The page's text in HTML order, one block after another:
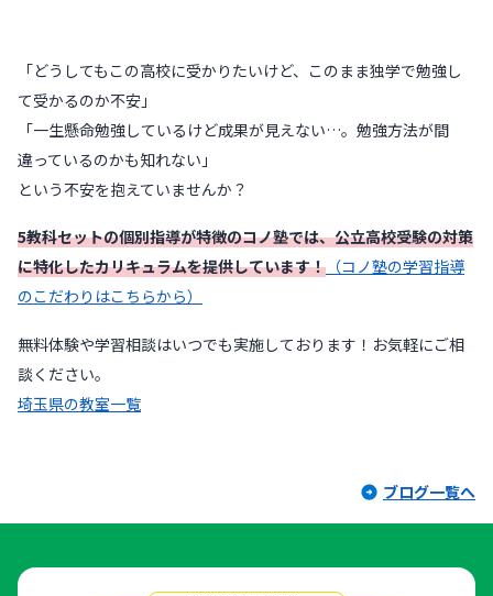
「どうしてもこの高校に受かりたいけど、このまま独学で勉強し
て受かるのか不安」
「一生懸命勉強しているけど成果が見えない…。勉強方法が間
違っているのかも知れない」
という不安を抱えていませんか？
5教科セットの個別指導が特徴のコノ塾では、公立高校受験の対策
に特化したカリキュラムを提供しています！ （コノ塾の学習指導
のこだわりはこちらから）
無料体験や学習相談はいつでも実施しております！お気軽にご相
談ください。
埼玉県の教室一覧
ブログ一覧へ